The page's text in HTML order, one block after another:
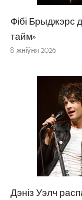
Фібі Брыджэрс
тайм»
8 жніўня 2026
Дэніз Уэлч